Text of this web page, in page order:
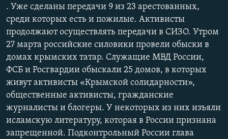
. Уже сделаны передачи 9 из 23 арестованных,
среди которых есть и пожилые. Активисты
продолжают осуществлять передачи в СИЗО. Утром
27 марта российские силовики провели обыски в
домах крымских татар. Служащие МВД России,
ФСБ и Росгвардии обыскали 25 домов, в которых
живут активисты «Крымской солидарности»,
общественные активисты, гражданские
журналисты и блогеры. У некоторых из них изъяли
исламскую литературу, которая в России признана
запрещенной. Подконтрольный России глава